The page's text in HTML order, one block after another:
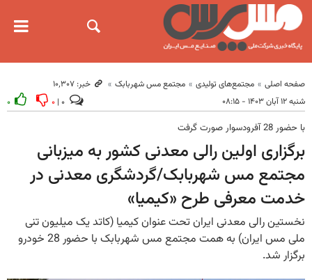
صفحه اصلی مجتمع‌های تولیدی مجتمع مس شهربابک
خبر: ۱۰٬۳۰۷
شنبه ۱۲ آبان ۱۴۰۳ - ۰۸:۱۵
۰ ۰
با حضور 28 آفرودسوار صورت گرفت
برگزاری اولین رالی معدنی کشور به میزبانی
مجتمع مس شهربابک/گردشگری معدنی در
خدمت معرفی طرح «کیمیا»
نخستین رالی معدنی ایران تحت عنوان کیمیا (کاتد یک میلیون‌ تنی
ملی مس ایران) به همت مجتمع مس شهربابک با حضور 28 خودرو
برگزار شد.